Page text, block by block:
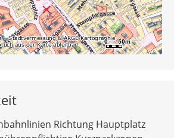
Richtung Hauptplatz